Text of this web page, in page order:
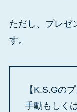
ただし、プレゼ
す。
【K.S.Gの
手動もしく